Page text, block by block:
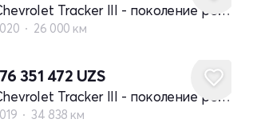
Chevrolet Tracker III - поколение рестайлинг
26 000 км
351 472 UZS
Chevrolet Tracker III - поколение рестайлинг
34 838 км